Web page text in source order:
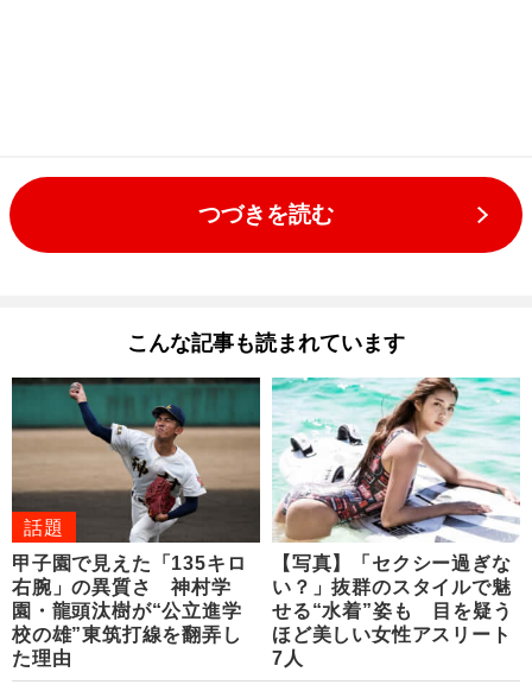
つづきを読む
こんな記事も読まれています
話題
甲子園で見えた「135キロ
右腕」の異質さ 神村学
園・龍頭汰樹が“公立進学
校の雄”東筑打線を翻弄し
た理由
【写真】「セクシー過ぎな
い？」抜群のスタイルで魅
せる“水着”姿も 目を疑う
ほど美しい女性アスリート
7人